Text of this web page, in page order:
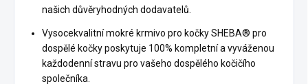
našich důvěryhodných dodavatelů.
Vysocekvalitní mokré krmivo pro kočky SHEBA® pro
dospělé kočky poskytuje 100% kompletní a vyváženou
každodenní stravu pro vašeho dospělého kočičího
společníka.